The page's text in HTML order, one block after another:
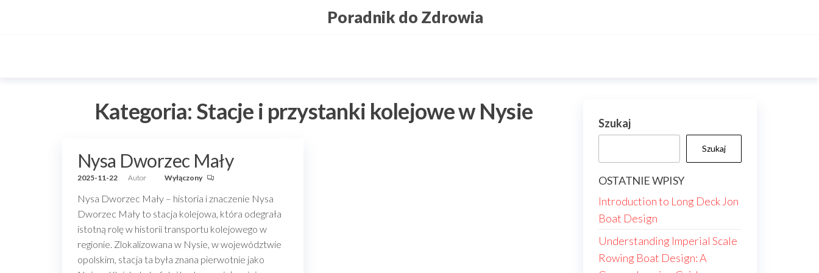
Poradnik do Zdrowia
Kategoria: Stacje i przystanki kolejowe w Nysie
Nysa Dworzec Mały
2025-11-22 Autor Wyłączony
Nysa Dworzec Mały – historia i znaczenie Nysa
Dworzec Mały to stacja kolejowa, która odegrała
istotną rolę w historii transportu kolejowego w
regionie. Zlokalizowana w Nysie, w województwie
opolskim, stacja ta była znana pierwotnie jako
Szukaj
Szukaj
OSTATNIE WPISY
Introduction to Long Deck Jon
Boat Design
Understanding Imperial Scale
Rowing Boat Design: A